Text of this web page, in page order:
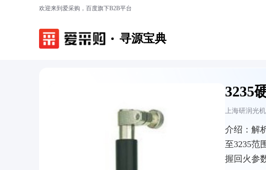
欢迎来到爱采购，百度旗下B2B平台
寻源宝典
3235
上海研润光
介绍： 解
至3235范
握回火参